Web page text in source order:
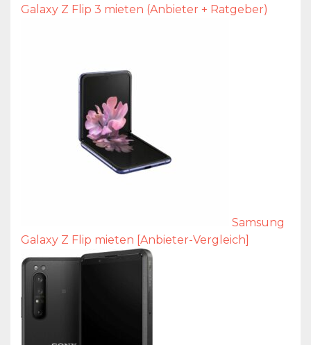
Galaxy Z Flip 3 mieten (Anbieter + Ratgeber)
Samsung
Galaxy Z Flip mieten [Anbieter-Vergleich]